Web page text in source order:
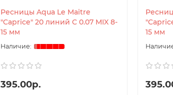
Ресницы Aqua Le Maitre
"Caprice" 20 линий C 0.07 MIX 8-
15 мм
395.00р.
15 мм